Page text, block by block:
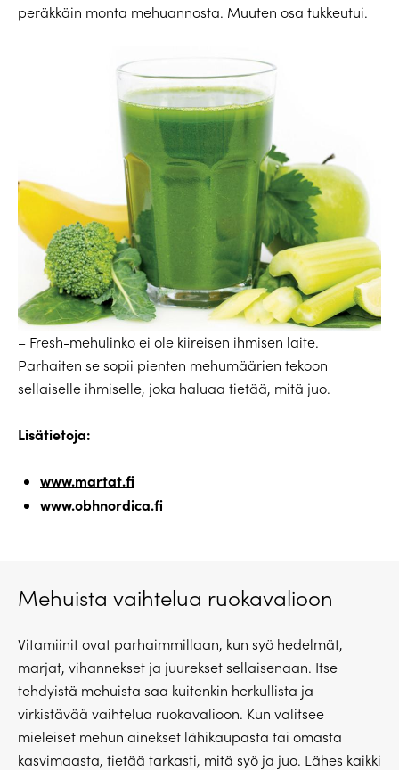
peräkkäin monta mehuannosta. Muuten osa tukkeutui.
– Fresh-mehulinko ei ole kiireisen ihmisen laite.
Parhaiten se sopii pienten mehumäärien tekoon
sellaiselle ihmiselle, joka haluaa tietää, mitä juo.
Lisätietoja:
www.martat.fi
www.obhnordica.fi
Mehuista vaihtelua ruokavalioon
Vitamiinit ovat parhaimmillaan, kun syö hedelmät,
marjat, vihannekset ja juurekset sellaisenaan. Itse
tehdyistä mehuista saa kuitenkin herkullista ja
virkistävää vaihtelua ruokavalioon. Kun valitsee
mieleiset mehun ainekset lähikaupasta tai omasta
kasvimaasta, tietää tarkasti, mitä syö ja juo. Lähes kaikki